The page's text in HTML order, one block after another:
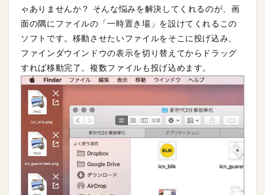
ゃありませんか？ そんな悩みを解決してくれるのが、画
面の隅にファイルの「一時置き場」を設けてくれるこの
ソフトです。移動させたいファイルをそこに投げ込み、
ファインダウインドウの表示を切り替えてからドラッグ
すれば移動完了。複数ファイルも投げ込めます。